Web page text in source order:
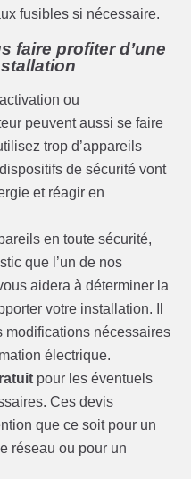
fusibles si nécessaire.
faire profiter d’une
ou
peuvent aussi se faire
trop d’appareils
de sécurité vont
et réagir en
en toute sécurité,
que l’un de nos
aidera à déterminer la
votre installation. Il
modifications nécessaires
électrique.
pour les éventuels
Ces devis
que ce soit pour un
réseau ou pour un